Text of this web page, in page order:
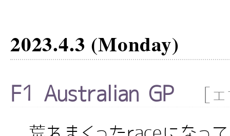
2023.4.3 (Monday)
F1 Australian GP